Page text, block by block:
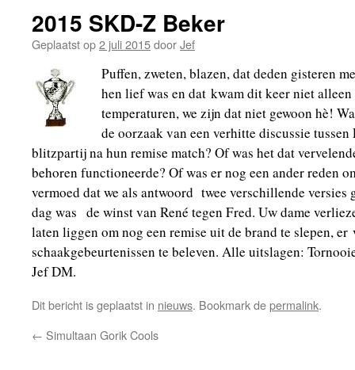
2015 SKD-Z Beker
Geplaatst op2 juli 2015doorJef
Puffen, zweten, blazen, dat deden gisteren
hen lief was en dat kwam dit keer niet
temperaturen, we zijn dat niet gewoon hè!
de oorzaak van een verhitte discussie
blitzpartij na hun remise match? Of was het dat
behoren functioneerde? Of was er nog een ander reden
vermoed dat we als antwoord twee verschillende versies
dag was de winst van René tegen Fred. Uw dame
laten liggen om nog een remise uit de brand te slepen, er
schaakgebeurtenissen te beleven. Alle uitslagen:
Jef DM.
Dit bericht is geplaatst in nieuws. Bookmark depermalink.
← Simultaan Gorik Cools